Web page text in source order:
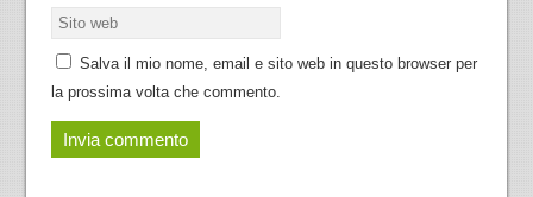
Salva il mio nome, email e sito web in questo browser per
la prossima volta che commento.